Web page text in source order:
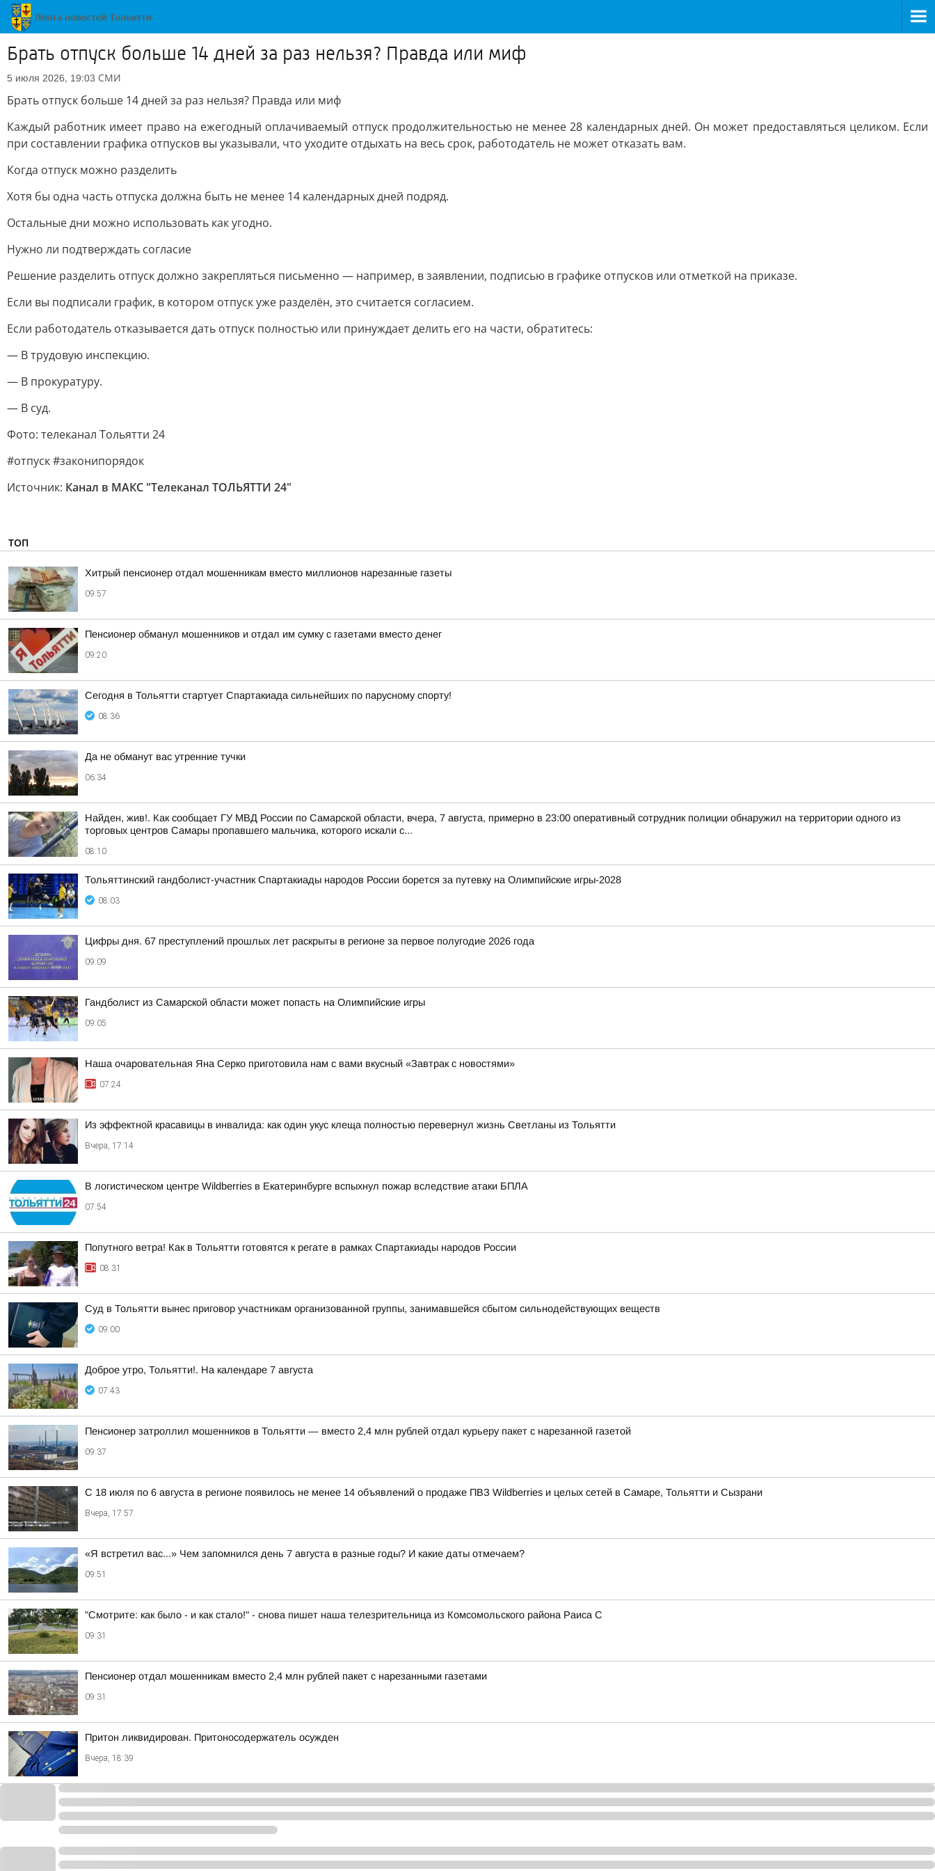
Брать отпуск больше 14 дней за раз нельзя? Правда или миф
5 июля 2026, 19:03 СМИ
Брать отпуск больше 14 дней за раз нельзя? Правда или миф
Каждый работник имеет право на ежегодный оплачиваемый отпуск продолжительностью не менее 28 календарных дней. Он может предоставляться целиком. Если
при составлении графика отпусков вы указывали, что уходите отдыхать на весь срок, работодатель не может отказать вам.
Когда отпуск можно разделить
Хотя бы одна часть отпуска должна быть не менее 14 календарных дней подряд.
Остальные дни можно использовать как угодно.
Нужно ли подтверждать согласие
Решение разделить отпуск должно закрепляться письменно — например, в заявлении, подписью в графике отпусков или отметкой на приказе.
Если вы подписали график, в котором отпуск уже разделён, это считается согласием.
Если работодатель отказывается дать отпуск полностью или принуждает делить его на части, обратитесь:
— В трудовую инспекцию.
— В прокуратуру.
— В суд.
Фото: телеканал Тольятти 24
#отпуск #законипорядок
Источник: Канал в МАКС "Телеканал ТОЛЬЯТТИ 24"
ТОП
Хитрый пенсионер отдал мошенникам вместо миллионов нарезанные газеты
09:57
Пенсионер обманул мошенников и отдал им сумку с газетами вместо денег
09:20
Сегодня в Тольятти стартует Спартакиада сильнейших по парусному спорту!
08:36
Да не обманут вас утренние тучки
06:34
Найден, жив!. Как сообщает ГУ МВД России по Самарской области, вчера, 7 августа, примерно в 23:00 оперативный сотрудник полиции обнаружил на территории одного из
торговых центров Самары пропавшего мальчика, которого искали с...
08:10
Тольяттинский гандболист-участник Спартакиады народов России борется за путевку на Олимпийские игры-2028
08:03
Цифры дня. 67 преступлений прошлых лет раскрыты в регионе за первое полугодие 2026 года
09:09
Гандболист из Самарской области может попасть на Олимпийские игры
09:05
Наша очаровательная Яна Серко приготовила нам с вами вкусный «Завтрак с новостями»
07:24
Из эффектной красавицы в инвалида: как один укус клеща полностью перевернул жизнь Светланы из Тольятти
Вчера, 17:14
В логистическом центре Wildberries в Екатеринбурге вспыхнул пожар вследствие атаки БПЛА
07:54
Попутного ветра! Как в Тольятти готовятся к регате в рамках Спартакиады народов России
08:31
Суд в Тольятти вынес приговор участникам организованной группы, занимавшейся сбытом сильнодействующих веществ
09:00
Доброе утро, Тольятти!. На календаре 7 августа
07:43
Пенсионер затроллил мошенников в Тольятти — вместо 2,4 млн рублей отдал курьеру пакет с нарезанной газетой
09:37
С 18 июля по 6 августа в регионе появилось не менее 14 объявлений о продаже ПВЗ Wildberries и целых сетей в Самаре, Тольятти и Сызрани
Вчера, 17:57
«Я встретил вас...» Чем запомнился день 7 августа в разные годы? И какие даты отмечаем?
09:51
"Смотрите: как было - и как стало!" - снова пишет наша телезрительница из Комсомольского района Раиса С
09:31
Пенсионер отдал мошенникам вместо 2,4 млн рублей пакет с нарезанными газетами
09:31
Притон ликвидирован. Притоносодержатель осужден
Вчера, 18:39